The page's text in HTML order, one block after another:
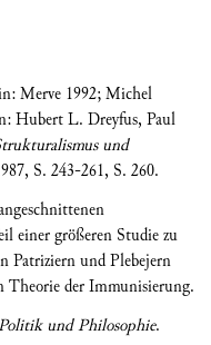
Merve 1992; Michel
Hubert L. Dreyfus, Paul
und
S. 243-261, S. 260.
einer größeren Studie zu
Patriziern und Plebejern
Theorie der Immunisierung.
und Philosophie.